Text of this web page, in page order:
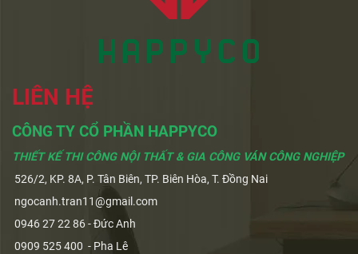
LIÊN HỆ
CÔNG TY CỔ PHẦN HAPPYCO
THIẾT KẾ THI CÔNG NỘI THẤT & GIA CÔNG VÁN CÔNG NGHIỆP
526/2, KP. 8A, P. Tân Biên, TP. Biên Hòa, T. Đồng Nai
ngocanh.tran11@gmail.com
0946 27 22 86 - Đức Anh
0909 525 400 - Pha Lê